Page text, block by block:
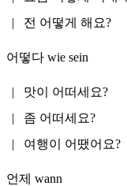
|
전 어떻게 해요?
어떻다 wie sein
| 맛이 어떠세요?
|
좀 어떠세요?
|
여행이 어땠어요?
언제 wann